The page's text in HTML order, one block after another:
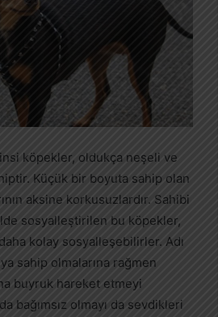
köpekler, oldukça neşeli ve
Küçük bir boyuta sahip olan
aksine korkusuzlardır. Sahibi
sosyalleştirilen bu köpekler,
kolay sosyalleşebilirler. Adı
sahip olmalarına rağmen
buyruk hareket etmeyi
bağımsız olmayı da sevdikleri